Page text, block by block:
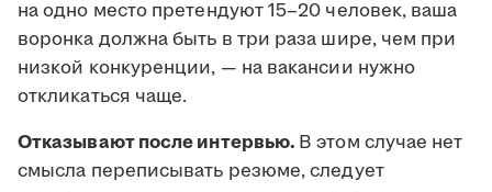
на одно место претендуют 15–20 человек, ваша
воронка должна быть в три раза шире, чем при
низкой конкуренции, — на вакансии нужно
откликаться чаще.
Отказывают после интервью. В этом случае нет
смысла переписывать резюме, следует